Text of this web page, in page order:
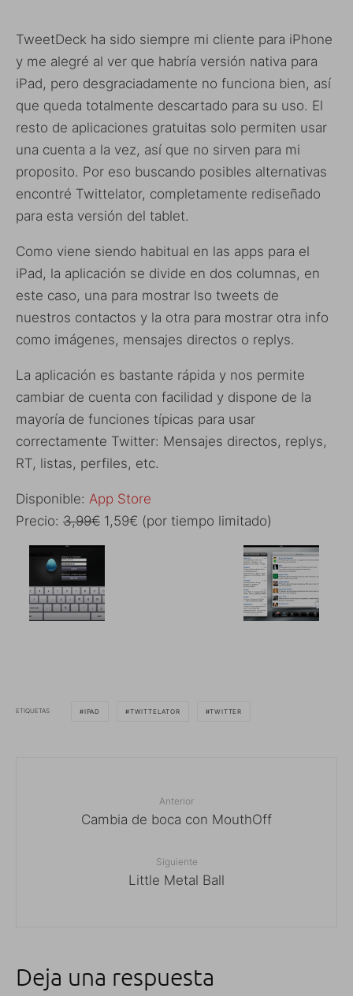
TweetDeck ha sido siempre mi cliente para iPhone
y me alegré al ver que habría versión nativa para
iPad, pero desgraciadamente no funciona bien, así
que queda totalmente descartado para su uso. El
resto de aplicaciones gratuitas solo permiten usar
una cuenta a la vez, así que no sirven para mi
proposito. Por eso buscando posibles alternativas
encontré Twittelator, completamente rediseñado
para esta versión del tablet.
Como viene siendo habitual en las apps para el
iPad, la aplicación se divide en dos columnas, en
este caso, una para mostrar lso tweets de
nuestros contactos y la otra para mostrar otra info
como imágenes, mensajes directos o replys.
La aplicación es bastante rápida y nos permite
cambiar de cuenta con facilidad y dispone de la
mayoría de funciones típicas para usar
correctamente Twitter: Mensajes directos, replys,
RT, listas, perfiles, etc.
Disponible: App Store
Precio: 3,99€ 1,59€ (por tiempo limitado)
ETIQUETAS IPAD TWITTELATOR TWITTER
Anterior
Cambia de boca con MouthOff
Siguiente
Little Metal Ball
Deja una respuesta